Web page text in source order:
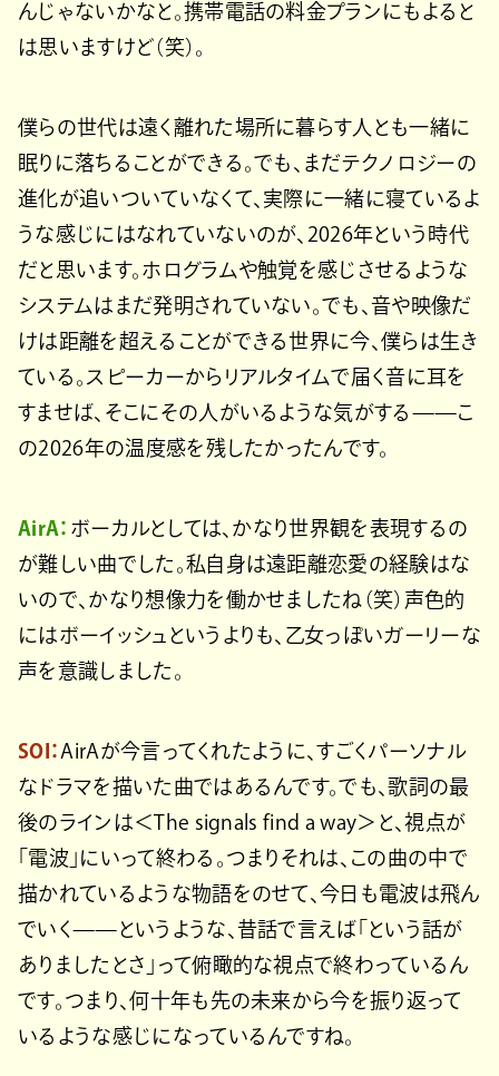
んじゃないかなと。携帯電話の料金プランにもよると
は思いますけど（笑）。
僕らの世代は遠く離れた場所に暮らす人とも一緒に
眠りに落ちることができる。でも、まだテクノロジーの
進化が追いついていなくて、実際に一緒に寝ているよ
うな感じにはなれていないのが、2026年という時代
だと思います。ホログラムや触覚を感じさせるような
システムはまだ発明されていない。でも、音や映像だ
けは距離を超えることができる世界に今、僕らは生き
ている。スピーカーからリアルタイムで届く音に耳を
すませば、そこにその人がいるような気がする——こ
の2026年の温度感を残したかったんです。
AirA： ボーカルとしては、かなり世界観を表現するの
が難しい曲でした。私自身は遠距離恋愛の経験はな
いので、かなり想像力を働かせましたね（笑）声色的
にはボーイッシュというよりも、乙女っぽいガーリーな
声を意識しました。
SOI： AirAが今言ってくれたように、すごくパーソナル
なドラマを描いた曲ではあるんです。でも、歌詞の最
後のラインは＜The signals find a way＞と、視点が
「電波」にいって終わる。つまりそれは、この曲の中で
描かれているような物語をのせて、今日も電波は飛ん
でいく——というような、昔話で言えば「という話が
ありましたとさ」って俯瞰的な視点で終わっているん
です。つまり、何十年も先の未来から今を振り返って
いるような感じになっているんですね。